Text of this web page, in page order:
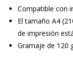
Compatible con
El tamaño A4
de impresión
Gramaje de 120